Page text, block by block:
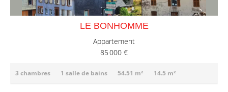
LE BONHOMME
Appartement
85 000 €
3 chambres 1 salle de bains 54.51 m² 14.5 m²